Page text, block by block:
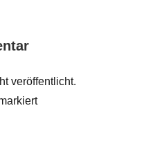
veröffentlicht.